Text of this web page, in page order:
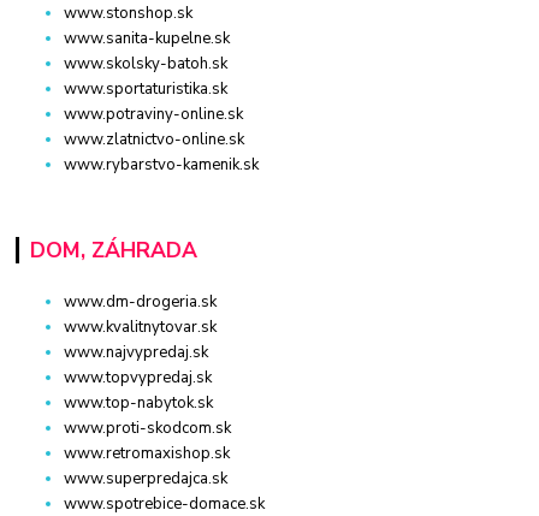
www.stonshop.sk
www.sanita-kupelne.sk
www.skolsky-batoh.sk
www.sportaturistika.sk
www.potraviny-online.sk
www.zlatnictvo-online.sk
www.rybarstvo-kamenik.sk
DOM, ZÁHRADA
www.dm-drogeria.sk
www.kvalitnytovar.sk
www.najvypredaj.sk
www.topvypredaj.sk
www.top-nabytok.sk
www.proti-skodcom.sk
www.retromaxishop.sk
www.superpredajca.sk
www.spotrebice-domace.sk